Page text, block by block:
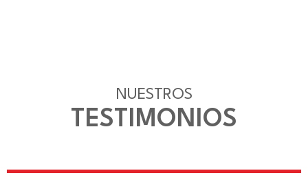
NUESTROS
TESTIMONIOS